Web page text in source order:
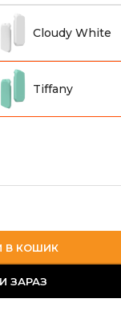
Cloudy White
Tiffany
В КОШИК
ЗАРАЗ